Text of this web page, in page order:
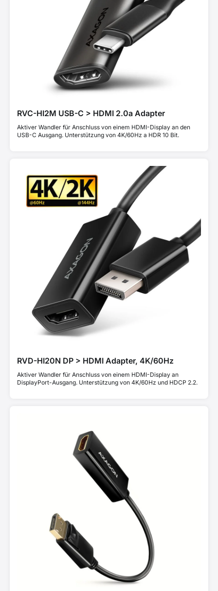
RVC-HI2M USB-C > HDMI 2.0a Adapter
Aktiver Wandler für Anschluss von einem HDMI-Display an den
USB-C Ausgang. Unterstützung von 4K/60Hz a HDR 10 Bit.
RVD-HI20N DP > HDMI Adapter, 4K/60Hz
Aktiver Wandler für Anschluss von einem HDMI-Display an
DisplayPort-Ausgang. Unterstützung von 4K/60Hz und HDCP 2.2.